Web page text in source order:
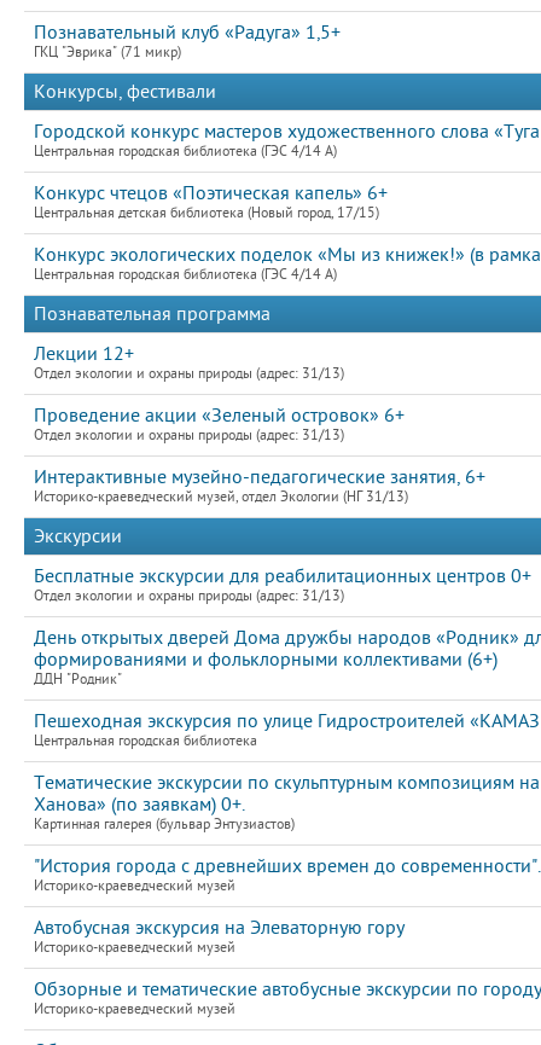
Познавательный клуб «Радуга» 1,5+
ГКЦ "Эврика" (71 микр)
Конкурсы, фестивали
Городской конкурс мастеров художественного слова
Центральная городская библиотека (ГЭС 4/14 А)
Конкурс чтецов «Поэтическая капель» 6+
Центральная детская библиотека (Новый город, 17/15)
Конкурс экологических поделок «Мы из книжек!» (в
Центральная городская библиотека (ГЭС 4/14 А)
Познавательная программа
Лекции 12+
Отдел экологии и охраны природы (адрес: 31/13)
Проведение акции «Зеленый островок» 6+
Отдел экологии и охраны природы (адрес: 31/13)
Интерактивные музейно-педагогические занятия, 6+
Историко-краеведческий музей, отдел Экологии (НГ 31/13)
Экскурсии
Бесплатные экскурсии для реабилитационных центров 0+
Отдел экологии и охраны природы (адрес: 31/13)
День открытых дверей Дома дружбы народов «Родник»
формированиями и фольклорными коллективами (6+)
ДДН "Родник"
Пешеходная экскурсия по улице Гидростроителей
Центральная городская библиотека
Тематические экскурсии по скульптурным композициям
Ханова» (по заявкам) 0+.
Картинная галерея (бульвар Энтузиастов)
"История города с древнейших времен до современности".
Историко-краеведческий музей
Автобусная экскурсия на Элеваторную гору
Историко-краеведческий музей
Обзорные и тематические автобусные экскурсии по городу
Историко-краеведческий музей